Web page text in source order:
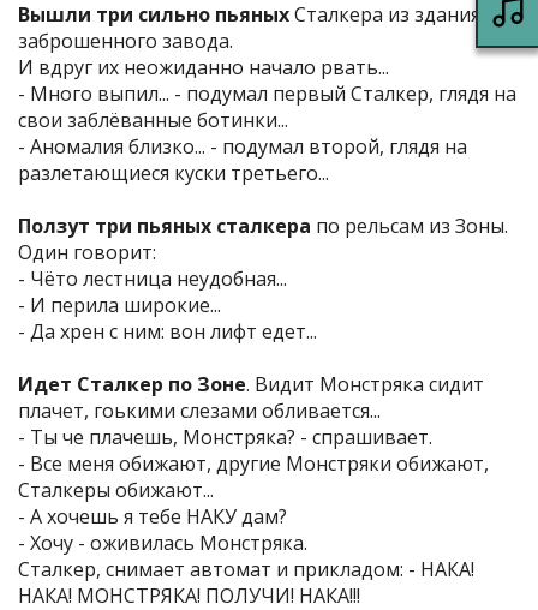
Вышли три сильно пьяныхСталкера из здания
заброшенного завода.
И вдруг их неожиданно начало рвать...
- Много выпил... - подумал первый Сталкер, глядя на
свои заблёванные ботинки...
- Аномалия близко... - подумал второй, глядя на
разлетающиеся куски третьего...
Ползут три пьяных сталкера по рельсам из Зоны.
Один говорит:
- Чёто лестница неудобная...
- И перила широкие...
- Да хрен с ним: вон лифт едет...
Идет Сталкер по Зоне. Видит Монстряка сидит
плачет, гоькими слезами обливается...
- Ты че плачешь, Монстряка? - спрашивает.
- Все меня обижают, другие Монстряки обижают,
Сталкеры обижают...
- А хочешь я тебе НАКУ дам?
- Хочу - оживилась Монстряка.
Сталкер, снимает автомат и прикладом: - НАКА!
НАКА! МОНСТРЯКА! ПОЛУЧИ! НАКА!!!